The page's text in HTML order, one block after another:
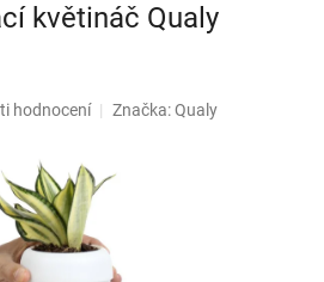
květináč Qualy
hodnocení Značka:Qualy